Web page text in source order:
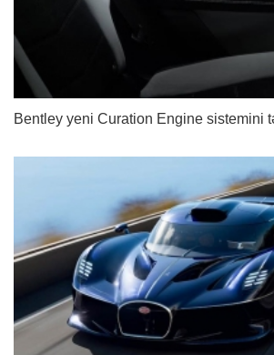
Bentley yeni Curation Engine sistemini